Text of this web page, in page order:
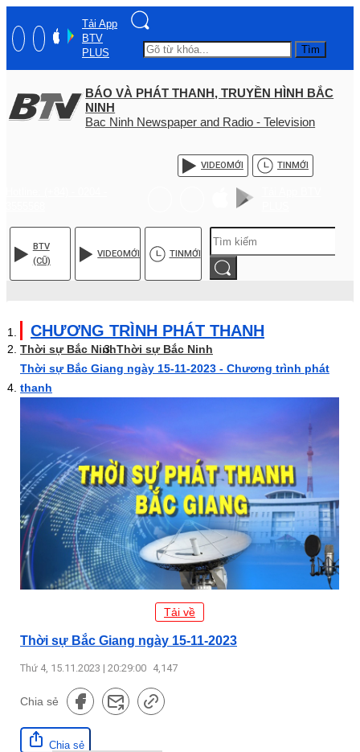
Tải App
BTV
PLUS
Tìm
BÁO VÀ PHÁT THANH, TRUYỀN HÌNH BẮC
NINH
Bac Ninh Newspaper and Radio - Television
VIDEOMỚI TINMỚI
BTV
(CŨ)
VIDEOMỚI TINMỚI
CHƯƠNG TRÌNH PHÁT THANH
Thời sự Bắc NinhThời sự Bắc Ninh
Thời sự Bắc Giang ngày 15-11-2023 - Chương trình phát
thanh
Tải về
Thời sự Bắc Giang ngày 15-11-2023
Thứ 4, 15.11.2023 | 20:29:00 4,147
Chia sẻ
Chia sẻ